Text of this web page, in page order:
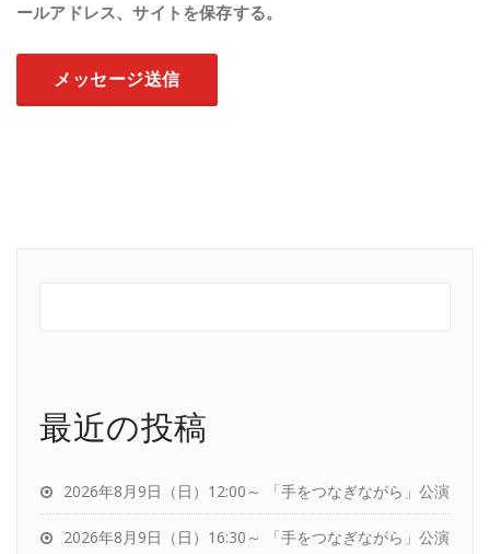
ールアドレス、サイトを保存する。
最近の投稿
2026年8月9日（日）12:00～ 「手をつなぎながら」公演
2026年8月9日（日）16:30～ 「手をつなぎながら」公演